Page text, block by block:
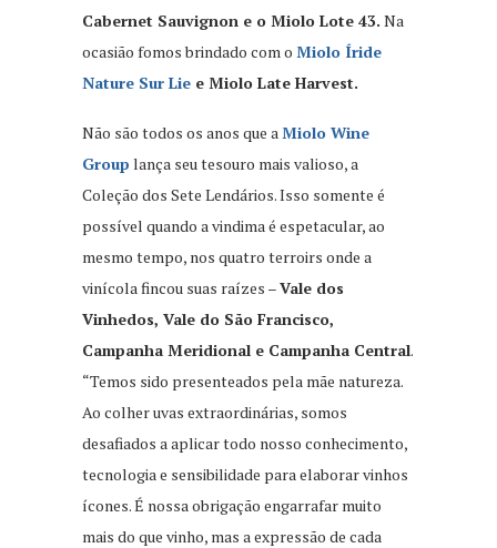
Cabernet Sauvignon e o Miolo Lote 43. Na
ocasião fomos brindado com o Miolo Íride
Nature Sur Lie e Miolo Late Harvest.
Não são todos os anos que aMiolo Wine
Group lança seu tesouro mais valioso, a
Coleção dos Sete Lendários. Isso somente é
possível quando a vindima é espetacular, ao
mesmo tempo, nos quatro terroirs onde a
vinícola fincou suas raízes –Vale dos
Vinhedos, Vale do São Francisco,
Campanha Meridional e Campanha Central.
“Temos sido presenteados pela mãe natureza.
Ao colher uvas extraordinárias, somos
desafiados a aplicar todo nosso conhecimento,
tecnologia e sensibilidade para elaborar vinhos
ícones. É nossa obrigação engarrafar muito
mais do que vinho, mas a expressão de cada